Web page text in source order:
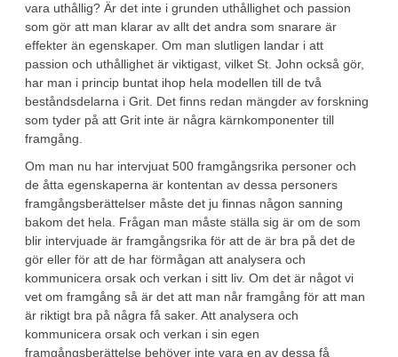
vara uthållig? Är det inte i grunden uthållighet och passion
som gör att man klarar av allt det andra som snarare är
effekter än egenskaper. Om man slutligen landar i att
passion och uthållighet är viktigast, vilket St. John också gör,
har man i princip buntat ihop hela modellen till de två
beståndsdelarna i Grit. Det finns redan mängder av forskning
som tyder på att Grit inte är några kärnkomponenter till
framgång.
Om man nu har intervjuat 500 framgångsrika personer och
de åtta egenskaperna är kontentan av dessa personers
framgångsberättelser måste det ju finnas någon sanning
bakom det hela. Frågan man måste ställa sig är om de som
blir intervjuade är framgångsrika för att de är bra på det de
gör eller för att de har förmågan att analysera och
kommunicera orsak och verkan i sitt liv. Om det är något vi
vet om framgång så är det att man når framgång för att man
är riktigt bra på några få saker. Att analysera och
kommunicera orsak och verkan i sin egen
framgångsberättelse behöver inte vara en av dessa få